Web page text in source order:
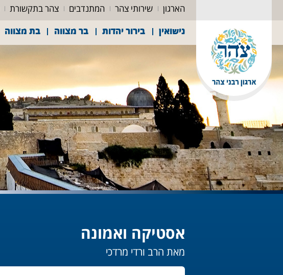
הארגון שירותי צהר המתנדבים צהר בתקשורת
נישואין
בירור יהדות בר מצווה בת מצווה
אסטיקה ואמונה
מאת הרב ורדי מרדכי